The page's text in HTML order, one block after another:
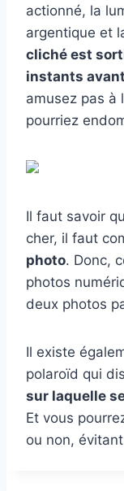
actionné, la
argentique et
cliché est
instants
amusez pas à
pourriez
Il faut savoir
cher, il faut
photo. Donc,
photos
deux photos
Il existe
polaroïd qui
sur laquelle
Et vous
ou non,